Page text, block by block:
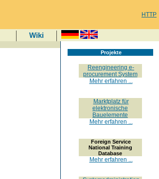
HTTP
Wiki
Projekte
Reengineering e-
procurement System
Mehr erfahren ...
Marktplatz für
elektronische
Bauelemente
Mehr erfahren ...
Foreign Service
National Training
Database
Mehr erfahren ...